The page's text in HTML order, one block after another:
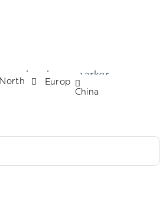
North America
Europa
China